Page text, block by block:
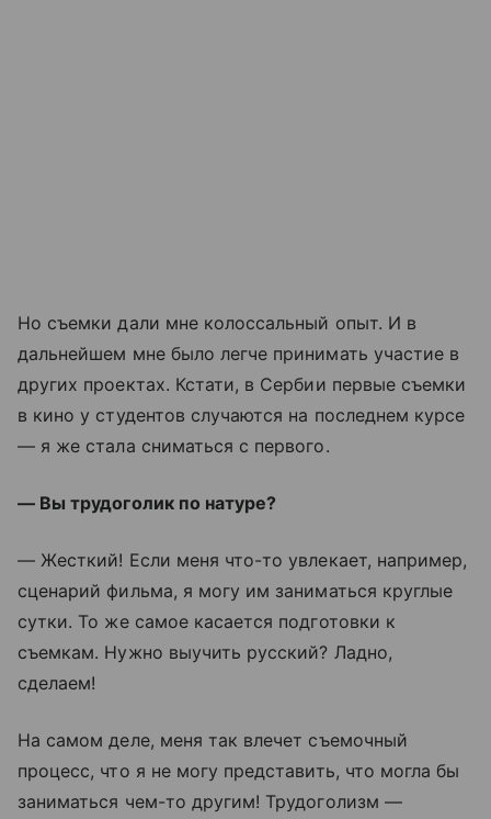
Но съемки дали мне колоссальный опыт. И в
дальнейшем мне было легче принимать участие в
других проектах. Кстати, в Сербии первые съемки
в кино у студентов случаются на последнем курсе
— я же стала сниматься с первого.
— Вы трудоголик по натуре?
— Жесткий! Если меня что-то увлекает, например,
сценарий фильма, я могу им заниматься круглые
сутки. То же самое касается подготовки к
съемкам. Нужно выучить русский? Ладно,
сделаем!
На самом деле, меня так влечет съемочный
процесс, что я не могу представить, что могла бы
заниматься чем-то другим! Трудоголизм —